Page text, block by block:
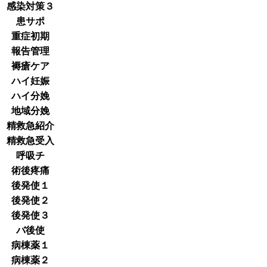
感染対策３
患サポ
重症初期
報告管理
褥瘡ケア
ハイ妊娠
ハイ分娩
地域分娩
精救急紹介
精救急受入
呼吸チ
術後疼痛
後発使１
後発使２
後発使３
バ後使
病棟薬１
病棟薬２